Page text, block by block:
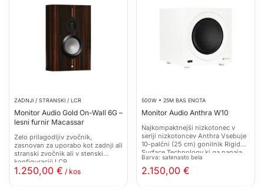
ZADNJI / STRANSKI / LCR
Monitor Audio Gold On-Wall 6G –
lesni furnir Macassar
Zelo prilagodljiv zvočnik,
zasnovan za uporabo kot zadnji ali
stranski zvočnik ali v stenski
konfiguraciji LCR
1.250,00 € / kos
500W • 25M BAS ENOTA
Monitor Audio Anthra W10
Najkompaktnejši nizkotonec v
seriji nizkotoncev Anthra Vsebuje
10-palčni (25 cm) gonilnik Rigid
Surface Technology ki ga napaja
500-vatni ojačevalnik razreda D,
Barva: satenasto bela
2.150,00 €